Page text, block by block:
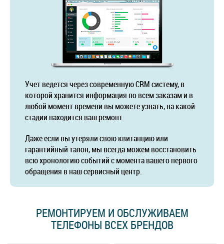
Учет ведется через современную CRM систему, в
которой хранится информация по всем заказам и в
любой момент времени вы можете узнать, на какой
стадии находится ваш ремонт.
Даже если вы утеряли свою квитанцию или
гарантийный талон, мы всегда можем восстановить
всю хронологию событий с момента вашего первого
обращения в наш сервисный центр.
РЕМОНТИРУЕМ И ОБСЛУЖИВАЕМ
ТЕЛЕФОНЫ ВСЕХ БРЕНДОВ